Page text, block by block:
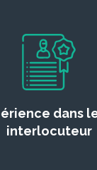
dans
interlocuteur